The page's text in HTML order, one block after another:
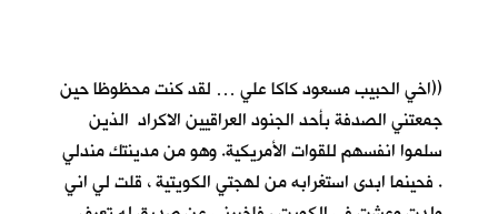
((اخي الحبيب مسعود كاكا علي … لقد كنت محظوظا حين
جمعتني الصدفة بأحد الجنود العراقيين الاكراد الذين
سلموا انفسهم للقوات الأمريكية. وهو من مدينتك مندلي
. فحينما ابدى استغرابه من لهجتي الكويتية ، قلت لي اني